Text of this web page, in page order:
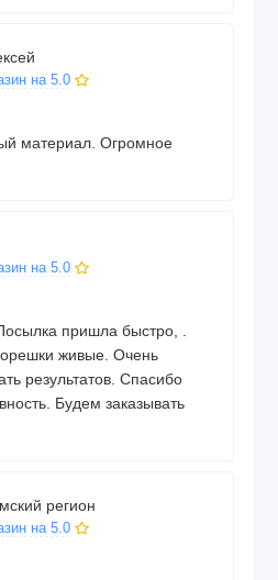
на 5.0
материал. Огромное
на 5.0
пришла быстро, .
живые. Очень
результатов. Спасибо
Будем заказывать
регион
на 5.0